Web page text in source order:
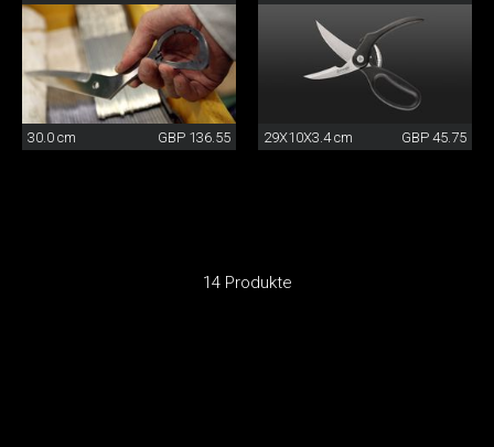
30.0 cm GBP 136.55 29X10X3.4 cm GBP 45.75
14 Produkte